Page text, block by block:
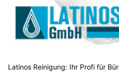
Latinos Reinigung: Ihr Profi für